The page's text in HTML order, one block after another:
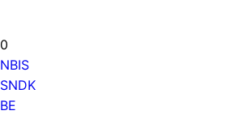
0
NBIS
SNDK
BE